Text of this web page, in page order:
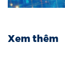
Xem thêm